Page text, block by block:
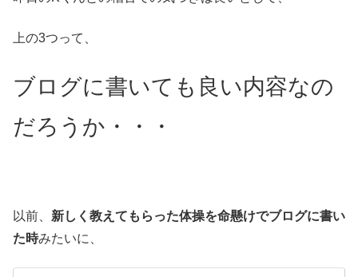
上の3つって、
ブログに書いても良い内容なの
だろうか・・・
以前、 新しく教えてもらった体操を命懸けでブログに書い
た時みたいに、